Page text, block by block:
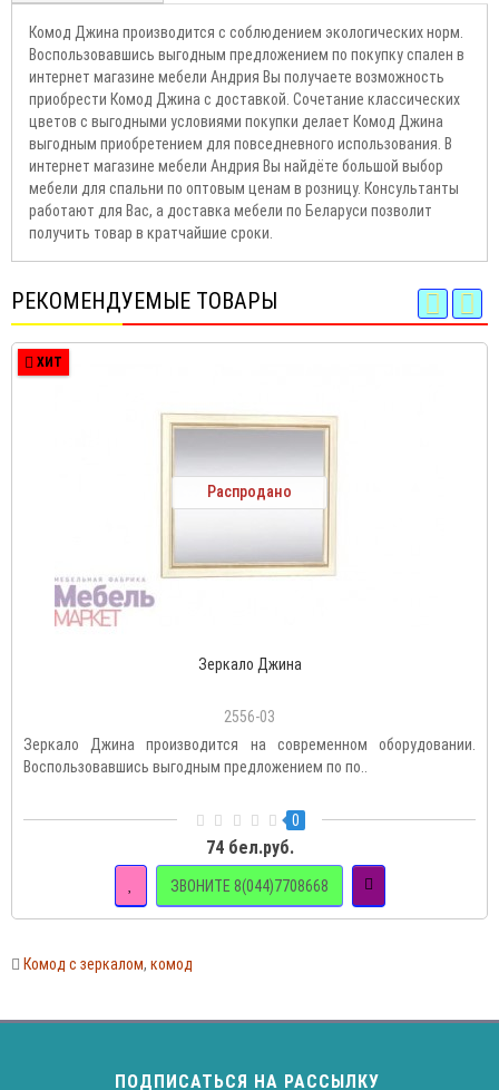
Комод Джина производится с соблюдением экологических норм.
Воспользовавшись выгодным предложением по покупку спален в
интернет магазине мебели Андрия Вы получаете возможность
приобрести Комод Джина с доставкой. Сочетание классических
цветов с выгодными условиями покупки делает Комод Джина
выгодным приобретением для повседневного использования. В
интернет магазине мебели Андрия Вы найдёте большой выбор
мебели для спальни по оптовым ценам в розницу. Консультанты
работают для Вас, а доставка мебели по Беларуси позволит
получить товар в кратчайшие сроки.
РЕКОМЕНДУЕМЫЕ ТОВАРЫ
ХИТ
Распродано
Зеркало Джина
2556-03
Зеркало Джина производится на современном оборудовании.
Воспользовавшись выгодным предложением по по..
0
74 бел.руб.
ЗВОНИТЕ 8(044)7708668
Комод с зеркалом, комод
ПОДПИСАТЬСЯ НА РАССЫЛКУ